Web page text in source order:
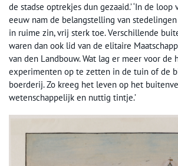
de stadse optrekjes dun gezaaid.’ ‘In de
eeuw nam de belangstelling van
in ruime zin, vrij sterk toe. Verschillende
waren dan ook lid van de elitaire
van den Landbouw. Wat lag er meer voor de
experimenten op te zetten in de tuin of de
boerderij. Zo kreeg het leven op het
wetenschappelijk en nuttig tintje.’